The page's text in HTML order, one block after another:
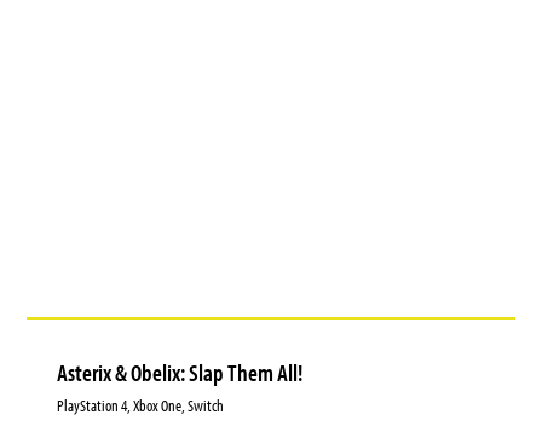
Asterix & Obelix: Slap Them All!
PlayStation 4, Xbox One, Switch